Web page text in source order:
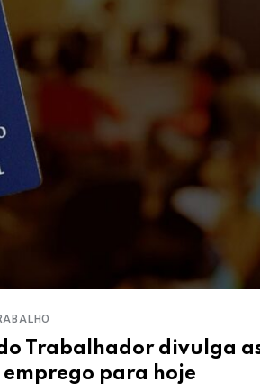
Trabalhador divulga
emprego para hoje